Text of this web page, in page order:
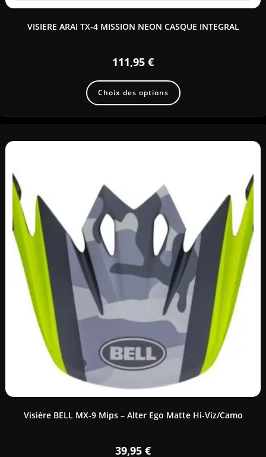
VISIERE ARAI TX-4 MISSION NEON CASQUE INTEGRAL
111,95 €
Choix des options
Visière BELL MX-9 Mips – Alter Ego Matte Hi-Viz/Camo
39,95 €